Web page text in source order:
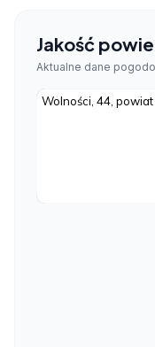
Jakość
Aktualne dane